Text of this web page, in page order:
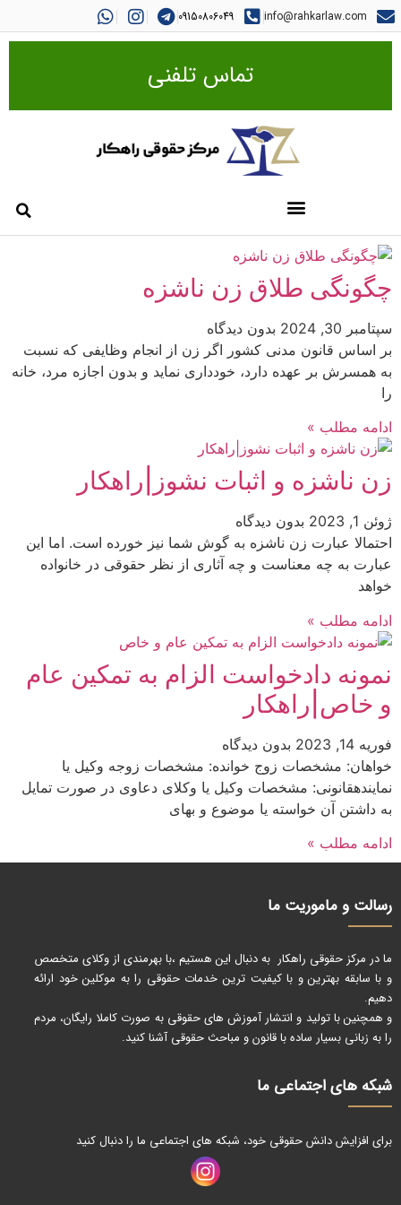
info@rahkarlaw.com
09150806049
تماس تلفنی
چگونگی طلاق زن ناشزه
سپتامبر 30, 2024
بدون دیدگاه
بر اساس قانون مدنی کشور اگر زن از انجام وظایفی که نسبت
به همسرش بر عهده‌ دارد، خودداری نماید و بدون اجازه مرد، خانه
را
ادامه مطلب »
زن ناشزه و اثبات نشوز|راهکار
ژوئن 1, 2023
بدون دیدگاه
احتمالا عبارت زن ناشزه به گوش شما نیز خورده است. اما این
عبارت به چه معناست و چه آثاری از نظر حقوقی در خانواده
خواهد
ادامه مطلب »
نمونه دادخواست الزام به تمکین عام
و خاص|راهکار
فوریه 14, 2023
بدون دیدگاه
خواهان: مشخصات زوج خوانده: مشخصات زوجه وکیل یا
نمایندهقانونی: مشخصات وکیل یا وکلای دعاوی در صورت تمایل
به داشتن آن خواسته یا موضوع و بهای
ادامه مطلب »
رسالت و ماموریت ما
ما در مرکز حقوقی راهکار به دنبال این هستیم ،با بهرمندی از وکلای متخصص
و با سابقه بهترین و با کیفیت ترین خدمات حقوقی را به موکلین خود ارائه
دهیم.
و همچنین با تولید و انتشار آموزش های حقوقی به صورت کاملا رایگان، مردم
را به زبانی بسیار ساده با قانون و مباحث حقوقی آشنا کنید.
شبکه های اجتماعی ما
برای افزایش دانش حقوقی خود، شبکه های اجتماعی ما را دنبال کنید